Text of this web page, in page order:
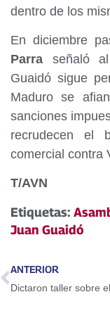
dentro de los
En diciembre
Parra señaló
Guaidó sigue
Maduro se
sanciones
recrudecen el
comercial contra
T/AVN
Etiquetas:
Juan Guaidó
ANTERIOR